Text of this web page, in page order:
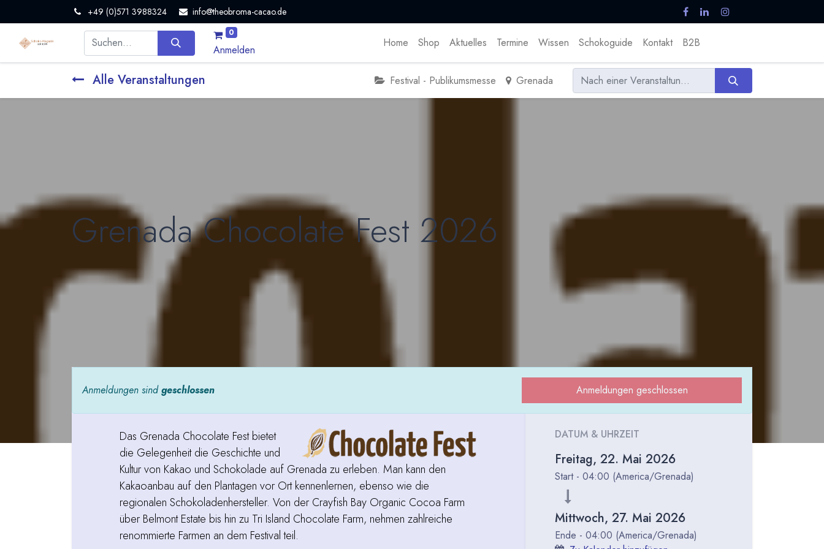
+49 (0)571 3988324 info@theobroma-cacao.de
0
Anmelden
Home Shop Aktuelles Termine Wissen Schokoguide Kontakt B2B
Alle Veranstaltungen Festival - Publikumsmesse Grenada
Grenada Chocolate Fest 2026
Anmeldungen sindgeschlossen Anmeldungen geschlossen
Das Grenada Chocolate Fest bietet
die Gelegenheit die Geschichte und
Kultur von Kakao und Schokolade auf Grenada zu erleben. Man kann den
Kakaoanbau auf den Plantagen vor Ort kennenlernen, ebenso wie die
regionalen Schokoladenhersteller. Von der Crayfish Bay Organic Cocoa Farm
über Belmont Estate bis hin zu Tri Island Chocolate Farm, nehmen zahlreiche
renommierte Farmen an dem Festival teil.
DATUM & UHRZEIT
Freitag, 22. Mai 2026
Start - 04:00 (America/Grenada)
Mittwoch, 27. Mai 2026
Ende - 04:00 (America/Grenada)